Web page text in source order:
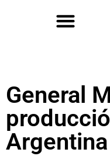
General
Argentina